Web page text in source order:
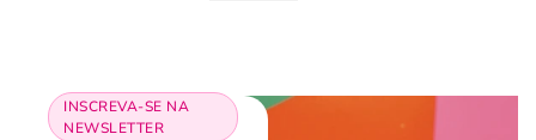
INSCREVA-SE NA
NEWSLETTER